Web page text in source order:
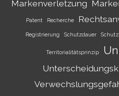
Markenverletzung
Patent Recherche
Registrierung Schutzdauer
Territorialitätsprinzip